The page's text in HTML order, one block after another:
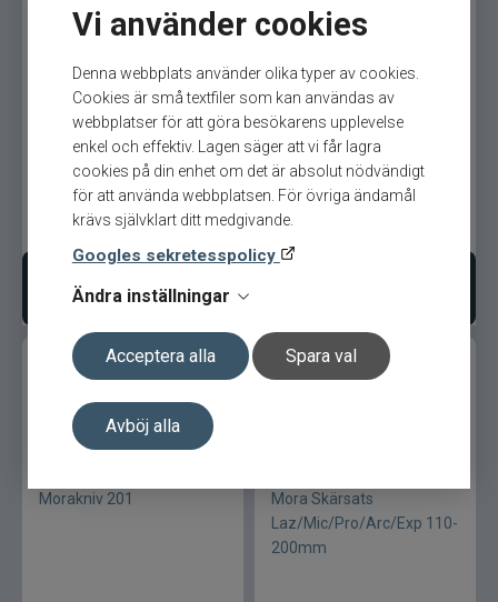
Vi använder cookies
Denna webbplats använder olika typer av cookies.
Cookies är små textfiler som kan användas av
webbplatser för att göra besökarens upplevelse
enkel och effektiv. Lagen säger att vi får lagra
cookies på din enhet om det är absolut nödvändigt
för att använda webbplatsen. För övriga ändamål
krävs självklart ditt medgivande.
Googles sekretesspolicy
Ändra inställningar
Acceptera alla Spara val
Avböj alla
Gunki
Halco
Headbanger
Hurricane
Illex
Interfiske
Ismo
Morakniv Classic Nr 2
105mm Kolstål
kr
Lägg i varukorgen
Morakniv Classic Nr 1/0
349
Morakniv 201
Mora Skärsats
Laz/Mic/Pro/Arc/Exp 110-
200mm